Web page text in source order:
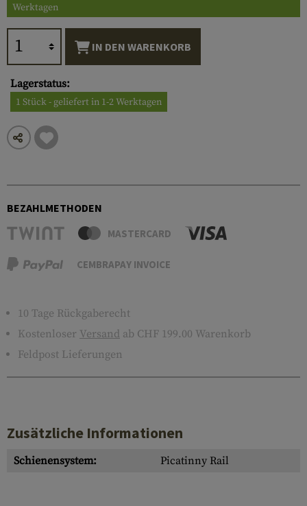
Werktagen
IN DEN WARENKORB
Lagerstatus:
1 Stück - geliefert in 1-2 Werktagen
BEZAHLMETHODEN
MASTERCARD
CEMBRAPAY INVOICE
10 Tage Rückgaberecht
Kostenloser Versand ab CHF 199.00 Warenkorb
Feldpost Lieferungen
Zusätzliche Informationen
Schienensystem: Picatinny Rail